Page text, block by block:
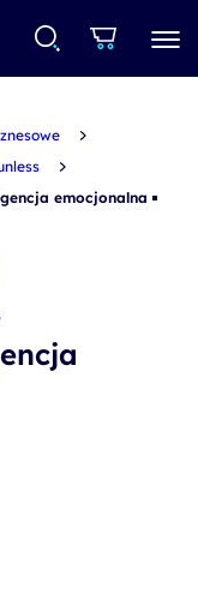
emocjonalna